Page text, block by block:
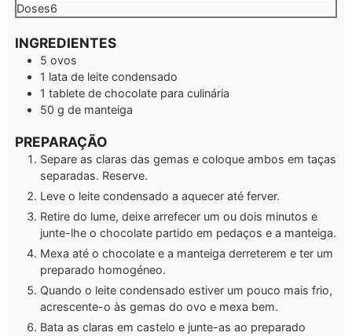
Doses6
INGREDIENTES
5 ovos
1 lata de leite condensado
1 tablete de chocolate para culinária
50 g de manteiga
PREPARAÇÃO
Separe as claras das gemas e coloque ambos em taças
separadas. Reserve.
Leve o leite condensado a aquecer até ferver.
Retire do lume, deixe arrefecer um ou dois minutos e
junte-lhe o chocolate partido em pedaços e a manteiga.
Mexa até o chocolate e a manteiga derreterem e ter um
preparado homogéneo.
Quando o leite condensado estiver um pouco mais frio,
acrescente-o às gemas do ovo e mexa bem.
Bata as claras em castelo e junte-as ao preparado